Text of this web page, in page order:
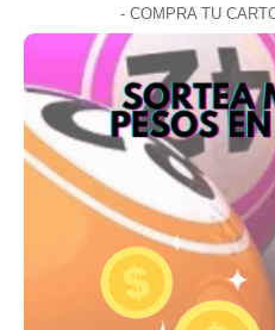
- COMPRA TU